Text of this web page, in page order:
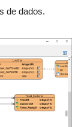
de dados.